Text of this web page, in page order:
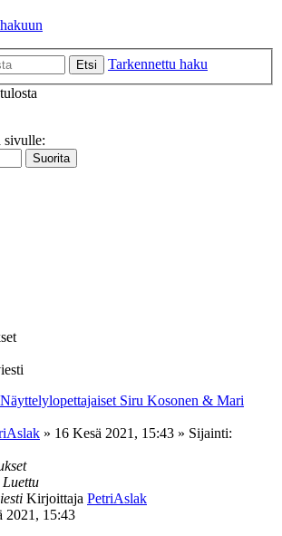
Etsi
Tarkennettu haku
sivulle:
Siru Kosonen & Mari
» 16 Kesä 2021, 15:43 » Sijainti:
Luettu
Kirjoittaja PetriAslak
2021, 15:43